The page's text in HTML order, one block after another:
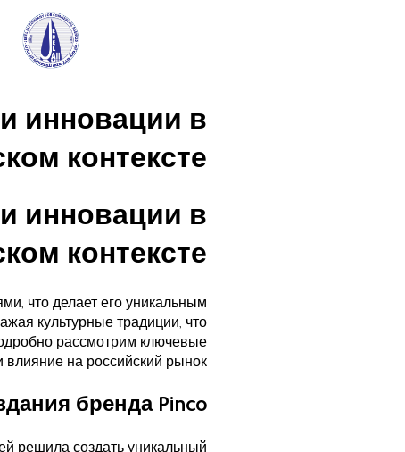
инновации в
контексте
инновации в
контексте
что делает его уникальным
культурные традиции, что
рассмотрим ключевые
на российский рынок.
бренда Pinco